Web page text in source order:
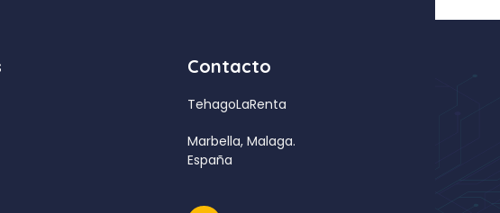
Contacto
TehagoLaRenta
Marbella, Malaga.
España